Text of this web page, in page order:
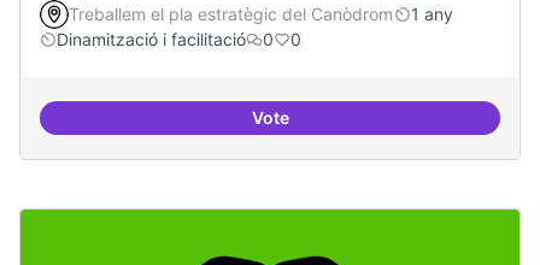
Treballem el pla estratègic del Canòdrom
1 any
Dinamització i facilitació
0 0
VoteEspai on la gent expressi i